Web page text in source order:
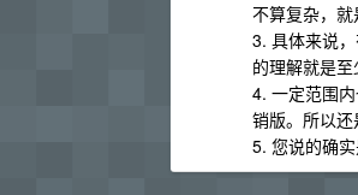
不算复杂，就
3. 具体来说
的理解就是
4. 一定范围
销版。所以还
5. 您说的确